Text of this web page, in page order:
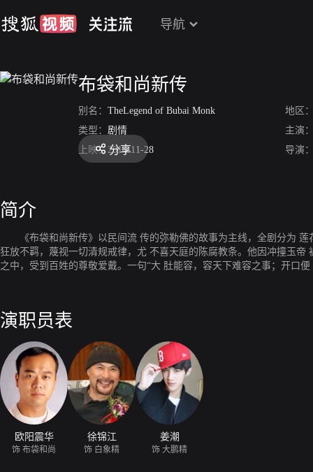
导航
布袋和尚新传
别名： TheLegend of Bubai Monk
地区
类型： 剧情
主演
上映： 2014-11-28 导演
分享
简介
《布袋和尚新传》以民间流 传的弥勒佛的故事为主线，全剧分为 莲
狂放不羁，蔑视一切清规戒律，尤 不喜天庭的陈腐教条。他因冲撞玉
之中，受到百姓的尊敬爱戴。一句“大 肚能容，容天下难容之事；开口
演职员表
欧阳震华
饰 布袋和尚
徐锦江
饰 白象精
姜潮
饰 大鹏精